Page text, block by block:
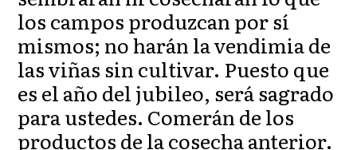
los campos produzcan por sí
mismos; no harán la vendimia de
las viñas sin cultivar. Puesto que
es el año del jubileo, será sagrado
para ustedes. Comerán de los
productos de la cosecha anterior.